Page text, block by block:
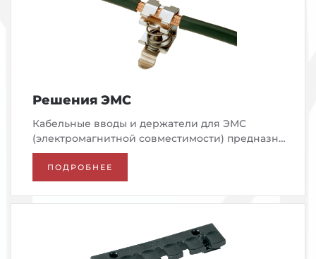
Решения ЭМС
Кабельные вводы и держатели для ЭМС
(электромагнитной совместимости) предназн…
ПОДРОБНЕЕ